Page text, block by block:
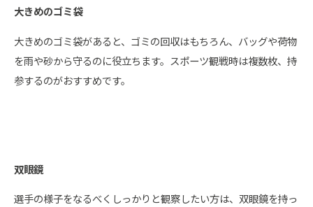
大きめのゴミ袋
大きめのゴミ袋があると、ゴミの回収はもちろん、バッグや荷物
を雨や砂から守るのに役立ちます。スポーツ観戦時は複数枚、持
参するのがおすすめです。
双眼鏡
選手の様子をなるべくしっかりと観察したい方は、双眼鏡を持っ